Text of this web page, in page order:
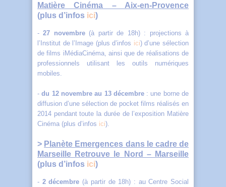
Matière Cinéma – Aix-en-Provence
(plus d’infos ici)
-27 novembre(à partir de 18h) : projections à
l’Institut de l’Image (plus d’infos ici) d’une sélection
de films iMédiaCinéma, ainsi que de réalisations de
professionnels utilisant les outils numériques
mobiles.
-du 12 novembre au 13 décembre: une borne de
diffusion d’une sélection de pocket films réalisés en
2014 pendant toute la durée de l’exposition Matière
Cinéma (plus d’infos ici).
> Planète Emergences dans le cadre de
Marseille Retrouve le Nord – Marseille
(plus d’infos ici)
- 2 décembre (à partir de 18h) : au Centre Social